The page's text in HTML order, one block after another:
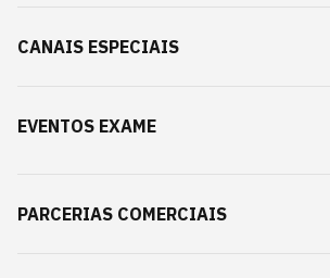
CANAIS ESPECIAIS
EVENTOS EXAME
PARCERIAS COMERCIAIS